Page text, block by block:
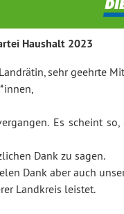
Haushalt 2023
sehr geehrte
Es scheint
Dank zu sagen.
Dank aber auch
Landkreis leistet.